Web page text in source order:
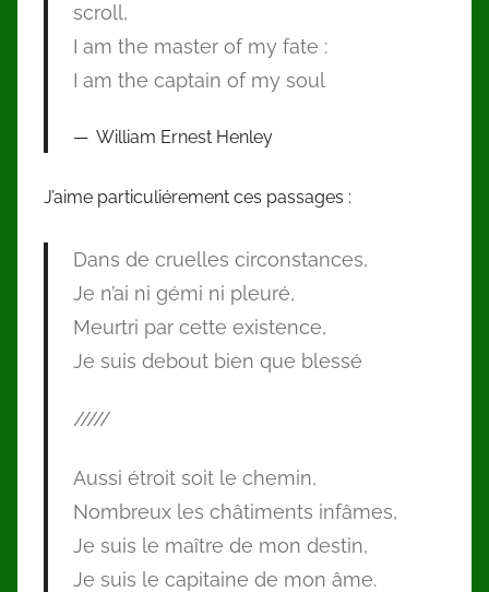
scroll,
I am the master of my fate :
I am the captain of my soul
William Ernest Henley
J’aime particuliérement ces passages :
Dans de cruelles circonstances,
Je n’ai ni gémi ni pleuré,
Meurtri par cette existence,
Je suis debout bien que blessé
/////
Aussi étroit soit le chemin,
Nombreux les châtiments infâmes,
Je suis le maître de mon destin,
Je suis le capitaine de mon âme.